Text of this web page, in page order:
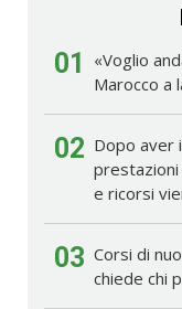
01
«Voglio
Marocco a
02 Dopo aver
prestazioni
e ricorsi
03 Corsi di
chiede chi